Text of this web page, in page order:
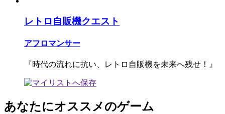
レトロ自販機クエスト
アフロマンサー
『時代の流れに抗い、レトロ自販機を未来へ残せ！』
あなたにオススメのゲーム